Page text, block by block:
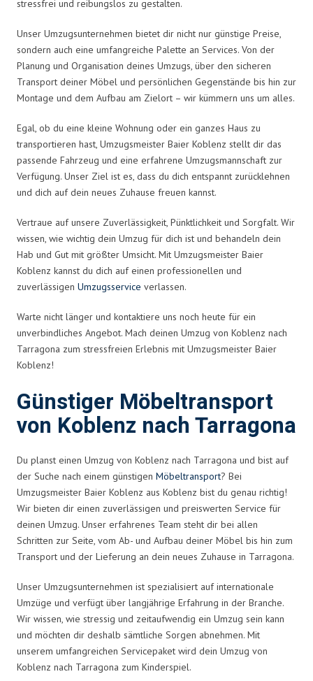
stressfrei und reibungslos zu gestalten.
Unser Umzugsunternehmen bietet dir nicht nur günstige Preise,
sondern auch eine umfangreiche Palette an Services. Von der
Planung und Organisation deines Umzugs, über den sicheren
Transport deiner Möbel und persönlichen Gegenstände bis hin zur
Montage und dem Aufbau am Zielort – wir kümmern uns um alles.
Egal, ob du eine kleine Wohnung oder ein ganzes Haus zu
transportieren hast, Umzugsmeister Baier Koblenz stellt dir das
passende Fahrzeug und eine erfahrene Umzugsmannschaft zur
Verfügung. Unser Ziel ist es, dass du dich entspannt zurücklehnen
und dich auf dein neues Zuhause freuen kannst.
Vertraue auf unsere Zuverlässigkeit, Pünktlichkeit und Sorgfalt. Wir
wissen, wie wichtig dein Umzug für dich ist und behandeln dein
Hab und Gut mit größter Umsicht. Mit Umzugsmeister Baier
Koblenz kannst du dich auf einen professionellen und
zuverlässigen Umzugsservice verlassen.
Warte nicht länger und kontaktiere uns noch heute für ein
unverbindliches Angebot. Mach deinen Umzug von Koblenz nach
Tarragona zum stressfreien Erlebnis mit Umzugsmeister Baier
Koblenz!
Günstiger Möbeltransport
von Koblenz nach Tarragona
Du planst einen Umzug von Koblenz nach Tarragona und bist auf
der Suche nach einem günstigen Möbeltransport? Bei
Umzugsmeister Baier Koblenz aus Koblenz bist du genau richtig!
Wir bieten dir einen zuverlässigen und preiswerten Service für
deinen Umzug. Unser erfahrenes Team steht dir bei allen
Schritten zur Seite, vom Ab- und Aufbau deiner Möbel bis hin zum
Transport und der Lieferung an dein neues Zuhause in Tarragona.
Unser Umzugsunternehmen ist spezialisiert auf internationale
Umzüge und verfügt über langjährige Erfahrung in der Branche.
Wir wissen, wie stressig und zeitaufwendig ein Umzug sein kann
und möchten dir deshalb sämtliche Sorgen abnehmen. Mit
unserem umfangreichen Servicepaket wird dein Umzug von
Koblenz nach Tarragona zum Kinderspiel.